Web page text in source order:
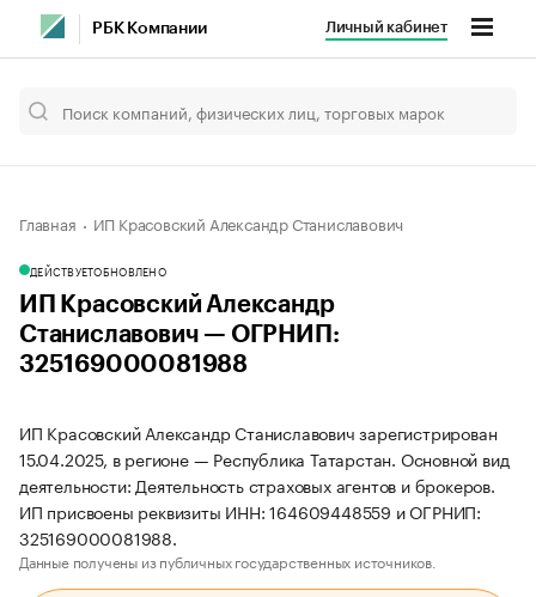
РБК Компании Личный кабинет
Главная ИП Красовский Александр Станиславович
ДЕЙСТВУЕТОБНОВЛЕНО
ИП Красовский Александр
Станиславович — ОГРНИП:
325169000081988
ИП Красовский Александр Станиславович зарегистрирован
15.04.2025, в регионе — Республика Татарстан. Основной вид
деятельности: Деятельность страховых агентов и брокеров.
ИП присвоены реквизиты ИНН: 164609448559 и ОГРНИП:
325169000081988.
Данные получены из публичных государственных источников.